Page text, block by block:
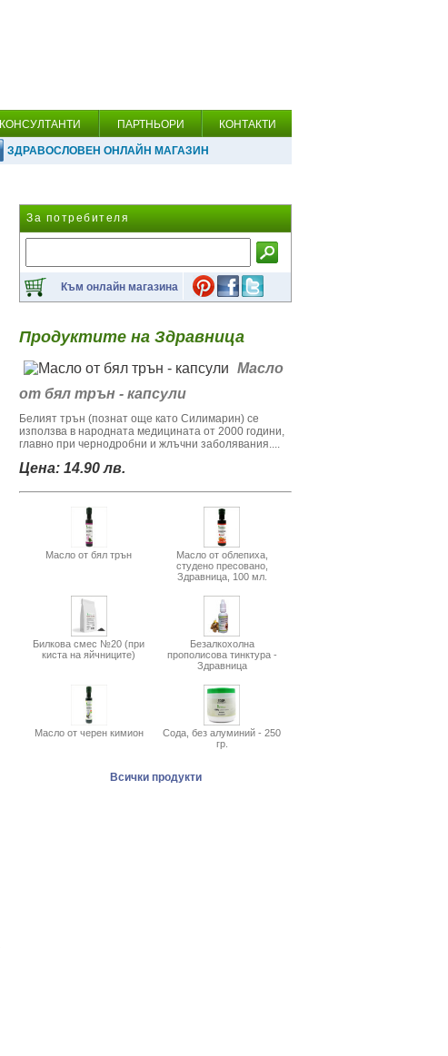
КОНСУЛТАНТИ ПАРТНЬОРИ КОНТАКТИ
ЗДРАВОСЛОВЕН ОНЛАЙН МАГАЗИН
За потребителя
Към онлайн магазина
Продуктите на Здравница
Масло
от бял трън - капсули
Белият трън (познат още като Силимарин) се
използва в народната медицината от 2000 години,
главно при чернодробни и жлъчни заболявания....
Цена: 14.90 лв.
Масло от бял трън
Масло от облепиха,
студено пресовано,
Здравница, 100 мл.
Билкова смес №20 (при
киста на яйчниците)
Безалкохолна
прополисова тинктура -
Здравница
Масло от черен кимион
Сода, без алуминий - 250
гр.
Всички продукти